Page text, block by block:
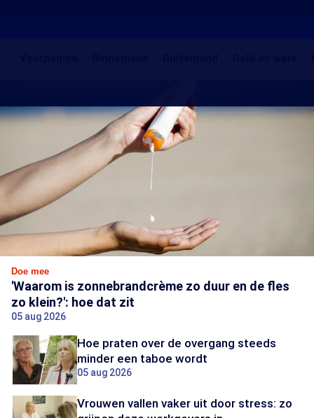
en
artikelen
Doe mee
'Waarom is zonnebrandcrème zo duur en de fles
zo klein?': hoe dat zit
05 aug 2026
Hoe praten over de overgang steeds
minder een taboe wordt
05 aug 2026
Vrouwen vallen vaker uit door stress: zo